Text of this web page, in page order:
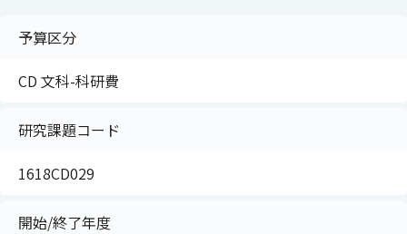
予算区分
CD 文科-科研費
研究課題コード
1618CD029
開始/終了年度